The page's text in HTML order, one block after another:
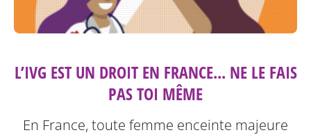
L’IVG EST UN DROIT EN FRANCE... NE LE FAIS
PAS TOI MÊME
En France, toute femme enceinte majeure